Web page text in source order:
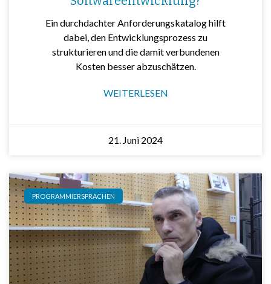
Ein durchdachter Anforderungskatalog hilft
dabei, den Entwicklungsprozess zu
strukturieren und die damit verbundenen
Kosten besser abzuschätzen.
WEITERLESEN
21. Juni 2024
PROGRAMMIERSPRACHEN